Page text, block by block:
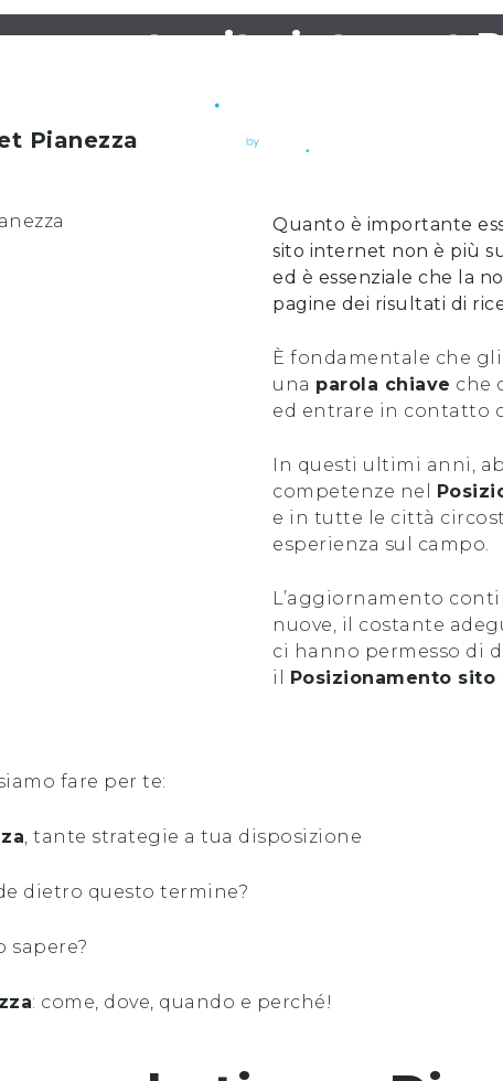
sito internet
Pianezza
Quanto è importante
sito internet non è più
ed è essenziale che la
pagine dei risultati di
È fondamentale che
una parola chiave che
ed entrare in contatto
In questi ultimi anni,
competenze nel
e in tutte le città
esperienza sul campo.
L’aggiornamento
nuove, il costante
ci hanno permesso di
il
Posizionamento
fare per te:
, tante strategie a tua disposizione
dietro questo termine?
sapere?
: come, dove, quando e perché!